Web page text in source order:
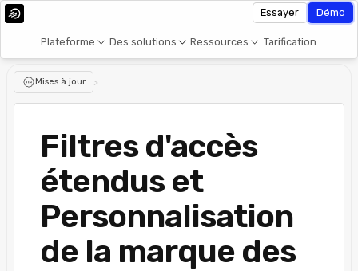
Plateforme Des solutions Ressources Tarification
Essayer Démo
Mises à jour >
Filtres d'accès
étendus et
Personnalisation
de la marque des